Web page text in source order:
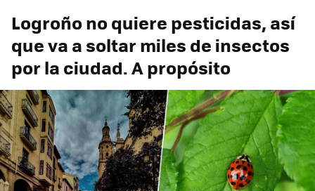
Logroño no quiere pesticidas, así
que va a soltar miles de insectos
por la ciudad. A propósito